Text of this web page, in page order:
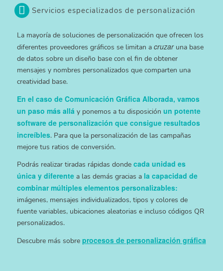
Servicios especializados de personalización
La mayoría de soluciones de personalización que ofrecen los
diferentes proveedores gráficos se limitan a cruzaruna base
de datos sobre un diseño base con el fin de obtener
mensajes y nombres personalizados que comparten una
creatividad base.
En el caso de Comunicación Gráfica Alborada, vamos
un paso más alláy ponemos a tu disposición un potente
software de personalización que consigue resultados
increíbles. Para que la personalización de las campañas
mejore tus ratios de conversión.
Podrás realizar tiradas rápidas donde cada unidad es
única y diferentea las demás gracias a la capacidad de
combinar múltiples elementos personalizables:
imágenes, mensajes individualizados, tipos y colores de
fuente variables, ubicaciones aleatorias e incluso códigos QR
personalizados.
Descubre más sobre procesos de personalización gráfica